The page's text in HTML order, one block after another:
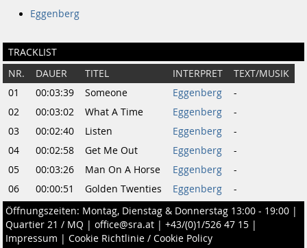
Eggenberg
TRACKLIST
NR. DAUER TITEL INTERPRET
TEXT/MUSIK
01
00:03:39 Someone Eggenberg
-
02
00:03:02 What A Time Eggenberg
-
03
00:02:40 Listen Eggenberg
-
04
00:02:58 Get Me Out Eggenberg
-
05
00:03:26 Man On A Horse Eggenberg
-
06
00:00:51 Golden Twenties Eggenberg
-
Öffnungszeiten: Montag, Dienstag & Donnerstag 13:00 - 19:00 |
Quartier 21 / MQ | office@sra.at | +43/(0)1/526 47 15 |
Impressum | Cookie Richtlinie / Cookie Policy